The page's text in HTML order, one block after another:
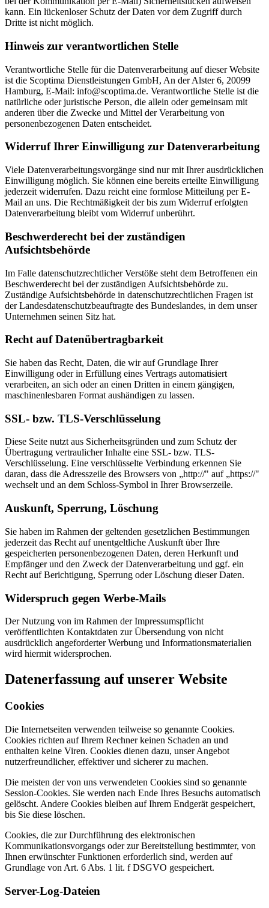
kann. Ein lückenloser Schutz der Daten vor dem Zugriff durch
Dritte ist nicht möglich.
Hinweis zur verantwortlichen Stelle
Verantwortliche Stelle für die Datenverarbeitung auf dieser Website
ist die Scoptima Dienstleistungen GmbH, An der Alster 6, 20099
Hamburg, E-Mail: info@scoptima.de. Verantwortliche Stelle ist die
natürliche oder juristische Person, die allein oder gemeinsam mit
anderen über die Zwecke und Mittel der Verarbeitung von
personenbezogenen Daten entscheidet.
Widerruf Ihrer Einwilligung zur Datenverarbeitung
Viele Datenverarbeitungsvorgänge sind nur mit Ihrer ausdrücklichen
Einwilligung möglich. Sie können eine bereits erteilte Einwilligung
jederzeit widerrufen. Dazu reicht eine formlose Mitteilung per E-
Mail an uns. Die Rechtmäßigkeit der bis zum Widerruf erfolgten
Datenverarbeitung bleibt vom Widerruf unberührt.
Beschwerderecht bei der zuständigen
Aufsichtsbehörde
Im Falle datenschutzrechtlicher Verstöße steht dem Betroffenen ein
Beschwerderecht bei der zuständigen Aufsichtsbehörde zu.
Zuständige Aufsichtsbehörde in datenschutzrechtlichen Fragen ist
der Landesdatenschutzbeauftragte des Bundeslandes, in dem unser
Unternehmen seinen Sitz hat.
Recht auf Datenübertragbarkeit
Sie haben das Recht, Daten, die wir auf Grundlage Ihrer
Einwilligung oder in Erfüllung eines Vertrags automatisiert
verarbeiten, an sich oder an einen Dritten in einem gängigen,
maschinenlesbaren Format aushändigen zu lassen.
SSL- bzw. TLS-Verschlüsselung
Diese Seite nutzt aus Sicherheitsgründen und zum Schutz der
Übertragung vertraulicher Inhalte eine SSL- bzw. TLS-
Verschlüsselung. Eine verschlüsselte Verbindung erkennen Sie
daran, dass die Adresszeile des Browsers von „http://" auf „https://"
wechselt und an dem Schloss-Symbol in Ihrer Browserzeile.
Auskunft, Sperrung, Löschung
Sie haben im Rahmen der geltenden gesetzlichen Bestimmungen
jederzeit das Recht auf unentgeltliche Auskunft über Ihre
gespeicherten personenbezogenen Daten, deren Herkunft und
Empfänger und den Zweck der Datenverarbeitung und ggf. ein
Recht auf Berichtigung, Sperrung oder Löschung dieser Daten.
Widerspruch gegen Werbe-Mails
Der Nutzung von im Rahmen der Impressumspflicht
veröffentlichten Kontaktdaten zur Übersendung von nicht
ausdrücklich angeforderter Werbung und Informationsmaterialien
wird hiermit widersprochen.
Datenerfassung auf unserer Website
Cookies
Die Internetseiten verwenden teilweise so genannte Cookies.
Cookies richten auf Ihrem Rechner keinen Schaden an und
enthalten keine Viren. Cookies dienen dazu, unser Angebot
nutzerfreundlicher, effektiver und sicherer zu machen.
Die meisten der von uns verwendeten Cookies sind so genannte
Session-Cookies. Sie werden nach Ende Ihres Besuchs automatisch
gelöscht. Andere Cookies bleiben auf Ihrem Endgerät gespeichert,
bis Sie diese löschen.
Cookies, die zur Durchführung des elektronischen
Kommunikationsvorgangs oder zur Bereitstellung bestimmter, von
Ihnen erwünschter Funktionen erforderlich sind, werden auf
Grundlage von Art. 6 Abs. 1 lit. f DSGVO gespeichert.
Server-Log-Dateien